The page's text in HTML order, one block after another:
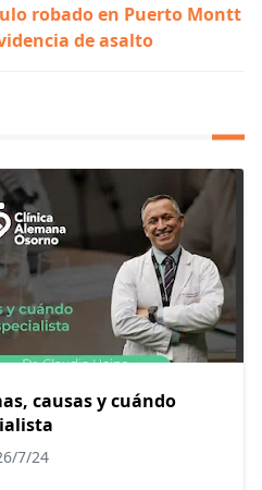
robado en Puerto Montt
de asalto
causas y cuándo
7/24